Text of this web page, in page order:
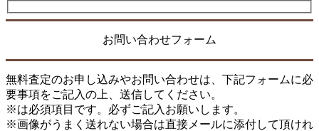
お問い合わせフォーム
無料査定のお申し込みやお問い合わせは、下記フォームに必
要事項をご記入の上、送信してください。
※は必須項目です。必ずご記入お願いします。
※画像がうまく送れない場合は直接メールに添付して頂けれ